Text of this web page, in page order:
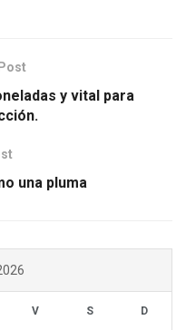
y vital para
una pluma
V S D